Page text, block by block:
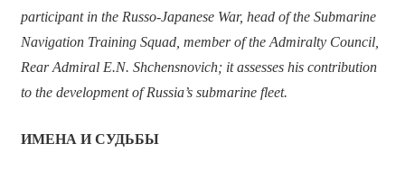
participant in the Russo-Japanese War, head of the Submarine
Navigation Training Squad, member of the Admiralty Council,
Rear Admiral E.N. Shchensnovich; it assesses his contribution
to the development of Russia’s submarine fleet.
ИМЕНА И СУДЬБЫ